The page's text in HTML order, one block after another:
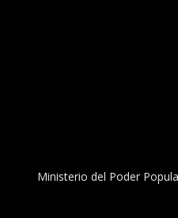
Ministerio del Poder